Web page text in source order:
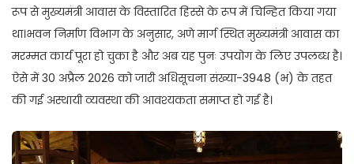
रूप से मुख्यमंत्री आवास के विस्तारित हिस्से के रूप में चिन्हित किया गया
था।भवन निर्माण विभाग के अनुसार, अणे मार्ग स्थित मुख्यमंत्री आवास का
मरम्मत कार्य पूरा हो चुका है और अब यह पुनः उपयोग के लिए उपलब्ध है।
ऐसे में 30 अप्रैल 2026 को जारी अधिसूचना संख्या-3948 (भ) के तहत
की गई अस्थायी व्यवस्था की आवश्यकता समाप्त हो गई है।